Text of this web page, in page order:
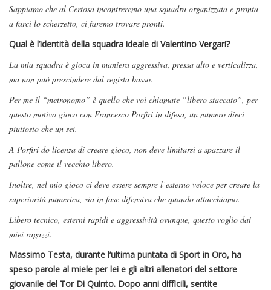
Sappiamo che al Certosa incontreremo una squadra organizzata e pronta
a farci lo scherzetto, ci faremo trovare pronti.
Qual è l’identità della squadra ideale di Valentino Vergari?
La mia squadra è gioca in maniera aggressiva, pressa alto e verticalizza,
ma non può prescindere dal regista basso.
Per me il “metronomo” è quello che voi chiamate “libero staccato”, per
questo motivo gioco con Francesco Porfiri in difesa, un numero dieci
piuttosto che un sei.
A Porfiri do licenza di creare gioco, non deve limitarsi a spazzare il
pallone come il vecchio libero.
Inoltre, nel mio gioco ci deve essere sempre l’esterno veloce per creare la
superiorità numerica, sia in fase difensiva che quando attacchiamo.
Libero tecnico, esterni rapidi e aggressività ovunque, questo voglio dai
miei ragazzi.
Massimo Testa, durante l’ultima puntata di Sport in Oro, ha
speso parole al miele per lei e gli altri allenatori del settore
giovanile del Tor Di Quinto. Dopo anni difficili, sentite